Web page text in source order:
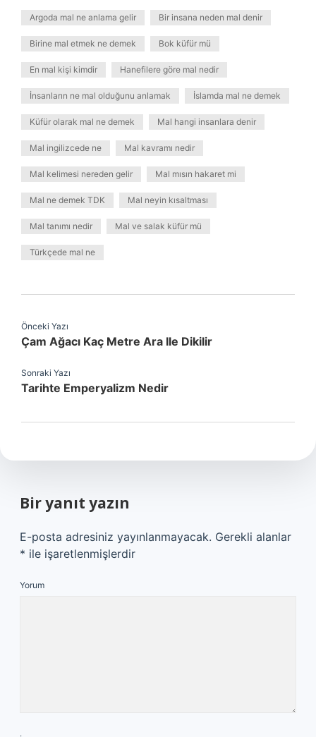
Argoda mal ne anlama gelir Bir insana neden mal denir
Birine mal etmek ne demek Bok küfür mü
En mal kişi kimdir Hanefilere göre mal nedir
İnsanların ne mal olduğunu anlamak İslamda mal ne demek
Küfür olarak mal ne demek Mal hangi insanlara denir
Mal ingilizcede ne Mal kavramı nedir
Mal kelimesi nereden gelir Mal mısın hakaret mi
Mal ne demek TDK Mal neyin kısaltması
Mal tanımı nedir Mal ve salak küfür mü
Türkçede mal ne
Önceki Yazı
Çam Ağacı Kaç Metre Ara Ile Dikilir
Sonraki Yazı
Tarihte Emperyalizm Nedir
Bir yanıt yazın
E-posta adresiniz yayınlanmayacak. Gerekli alanlar
* ile işaretlenmişlerdir
Yorum